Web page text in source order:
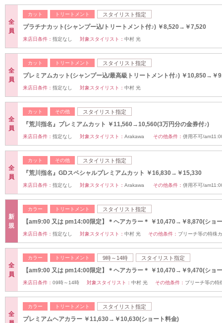
全
員
カット トリートメント スタイリスト指定
プラチナカット(シャンプー込/トリートメント付♪) ￥8,520→￥7,520
来店日条件： 指定なし 対象スタイリスト： 中村 光
全
員
カット トリートメント スタイリスト指定
プレミアムカット(シャンプー込/最高級トリートメント付♪) ￥10,850→￥
来店日条件： 指定なし 対象スタイリスト： 中村 光
全
員
カット その他 スタイリスト指定
『荒川指名』プレミアムカット ￥11,560→10,560(3万円分の金券付♪)
来店日条件： 指定なし 対象スタイリスト： Arakawa その他条件： 併用不可/
全
員
カット その他 スタイリスト指定
『荒川指名』GDスペシャルプレミアムカット ￥16,830→￥15,330
来店日条件： 指定なし 対象スタイリスト： Arakawa その他条件： 併用不可/
新
規
カラー トリートメント スタイリスト指定
【am9:00 又は pm14:00限定】＊ヘアカラー＊ ￥10,470→￥8,870(ショ
来店日条件： 指定なし 対象スタイリスト： 中村 光 その他条件： ブリーチ等の特殊
全
員
カラー トリートメント 9時～14時 スタイリスト指定
【am9:00 又は pm14:00限定】＊ヘアカラー＊ ￥10,470→￥9,470(ショ
来店日条件： 09時～14時 対象スタイリスト： 中村 光 その他条件： ブリーチ等の特
全
カラー トリートメント スタイリスト指定
プレミアムヘアカラー ￥11,630→￥10,630(ショート料金)